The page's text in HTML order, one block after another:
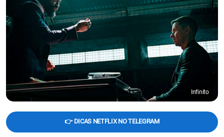
Infinito
👉 DICAS NETFLIX NO TELEGRAM